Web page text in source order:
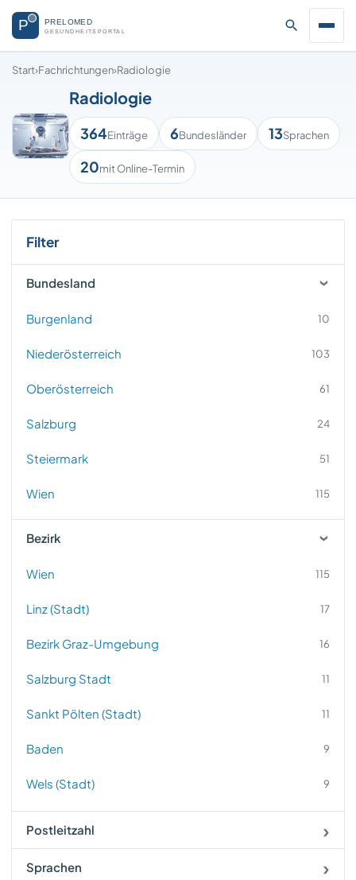
Start›Fachrichtungen›Radiologie
Radiologie
364Einträge 6Bundesländer 13Sprachen
20mit Online-Termin
Filter
Bundesland
Burgenland 10
Niederösterreich 103
Oberösterreich 61
Salzburg 24
Steiermark 51
Wien 115
Bezirk
Wien 115
Linz (Stadt) 17
Bezirk Graz-Umgebung 16
Salzburg Stadt 11
Sankt Pölten (Stadt) 11
Baden 9
Wels (Stadt) 9
Bezirk Graz (Stadt)
Postleitzahl
Sprachen